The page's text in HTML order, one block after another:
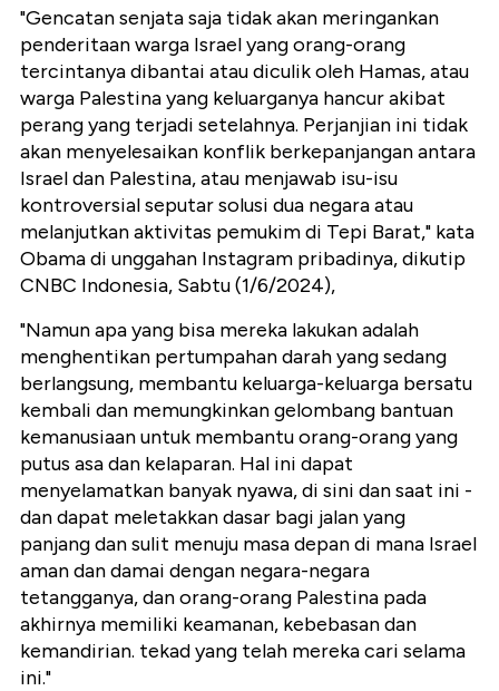
"Gencatan senjata saja tidak akan meringankan
penderitaan warga Israel yang orang-orang
tercintanya dibantai atau diculik oleh Hamas, atau
warga Palestina yang keluarganya hancur akibat
perang yang terjadi setelahnya. Perjanjian ini tidak
akan menyelesaikan konflik berkepanjangan antara
Israel dan Palestina, atau menjawab isu-isu
kontroversial seputar solusi dua negara atau
melanjutkan aktivitas pemukim di Tepi Barat," kata
Obama di unggahan Instagram pribadinya, dikutip
CNBC Indonesia, Sabtu (1/6/2024),
"Namun apa yang bisa mereka lakukan adalah
menghentikan pertumpahan darah yang sedang
berlangsung, membantu keluarga-keluarga bersatu
kembali dan memungkinkan gelombang bantuan
kemanusiaan untuk membantu orang-orang yang
putus asa dan kelaparan. Hal ini dapat
menyelamatkan banyak nyawa, di sini dan saat ini -
dan dapat meletakkan dasar bagi jalan yang
panjang dan sulit menuju masa depan di mana Israel
aman dan damai dengan negara-negara
tetangganya, dan orang-orang Palestina pada
akhirnya memiliki keamanan, kebebasan dan
kemandirian. tekad yang telah mereka cari selama
ini."